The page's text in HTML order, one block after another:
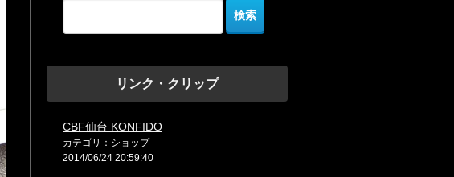
リンク・クリップ
CBF仙台 KONFIDO
カテゴリ：ショップ
2014/06/24 20:59:40